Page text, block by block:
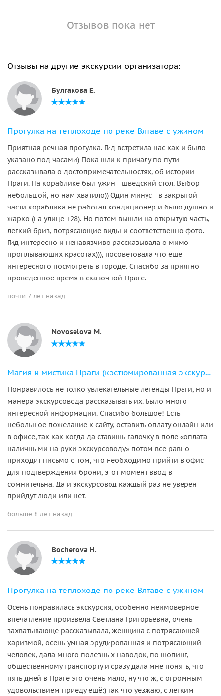
Отзывов пока нет
Отзывы на другие экскурсии организатора:
Булгакова Е.
Прогулка на теплоходе по реке Влтаве с ужином
Приятная речная прогулка. Гид встретила нас как и было
указано под часами) Пока шли к причалу по пути
рассказывала о достопримечательностях, об истории
Праги. На кораблике был ужин - шведский стол. Выбор
небольшой, но нам хватило)) Один минус - в закрытой
части кораблика не работал кондиционер и было душно и
жарко (на улице +28). Но потом вышли на открытую часть,
легкий бриз, потрясающие виды и соответственно фото.
Гид интересно и ненавязчиво рассказывала о мимо
проплывающих красотах))), посоветовала что еще
интересного посмотреть в городе. Спасибо за приятно
проведенное время в сказочной Праге.
почти 7 лет назад
Novoselova M.
Магия и мистика Праги (костюмированная экскурсия)
Понравилось не толко увлекательные легенды Праги, но и
манера экскурсовода рассказывать их. Было много
интересной информации. Спасибо большое! Есть
небольшое пожелание к сайту, оставить оплату онлайн или
в офисе, так как когда да ставишь галочку в поле «оплата
наличными на руки экскурсоводу» потом все равно
приходит письмо о том, что необходимо прийти в офис
для подтверждения брони, этот момент ввод в
сомнительна. Да и экскурсовод каждый раз не уверен
прийдут люди или нет.
больше 8 лет назад
Bocherova H.
Прогулка на теплоходе по реке Влтаве с ужином
Осень понравилась экскурсия, особенно неимоверное
впечатление произвела Светлана Григорьевна, очень
захватывающе рассказывала, женщина с потрясающей
харизмой, осень умная эрудированная и потрясающий
человек, дала много полезных наводок, по шопинг,
общественному транспорту и сразу дала мне понять, что
пять дней в Праге это очень мало, ну что ж, с огромным
удовольствием приеду ещё:) так что уезжаю, с легким